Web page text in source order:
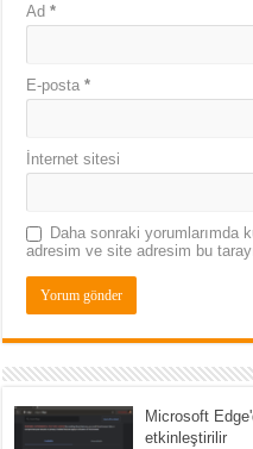
Ad*
E-posta*
İnternet sitesi
Daha sonraki yorumlarımda
adresim ve site adresim bu
Microsoft
etkinleştirilir